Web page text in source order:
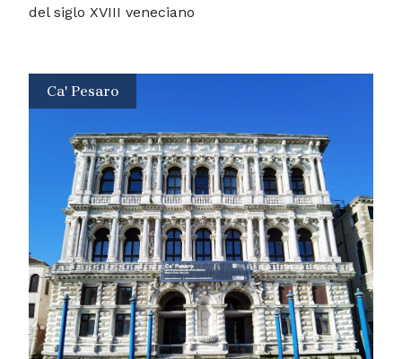
del siglo XVIII veneciano
Ca' Pesaro